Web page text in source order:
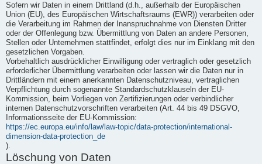
Sofern wir Daten in einem Drittland (d.h., außerhalb der Europäischen
Union (EU), des Europäischen Wirtschaftsraums (EWR)) verarbeiten oder
die Verarbeitung im Rahmen der Inanspruchnahme von Diensten Dritter
oder der Offenlegung bzw. Übermittlung von Daten an andere Personen,
Stellen oder Unternehmen stattfindet, erfolgt dies nur im Einklang mit den
gesetzlichen Vorgaben.
Vorbehaltlich ausdrücklicher Einwilligung oder vertraglich oder gesetzlich
erforderlicher Übermittlung verarbeiten oder lassen wir die Daten nur in
Drittländern mit einem anerkannten Datenschutzniveau, vertraglichen
Verpflichtung durch sogenannte Standardschutzklauseln der EU-
Kommission, beim Vorliegen von Zertifizierungen oder verbindlicher
internen Datenschutzvorschriften verarbeiten (Art. 44 bis 49 DSGVO,
Informationsseite der EU-Kommission:
https://ec.europa.eu/info/law/law-topic/data-protection/international-
dimension-data-protection_de
).
Löschung von Daten